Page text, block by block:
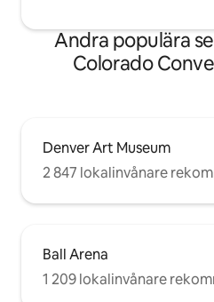
Andra populära
Colorado
Denver Art Museum
2 847 lokalinvånare
Ball Arena
1 209 lokalinvånare